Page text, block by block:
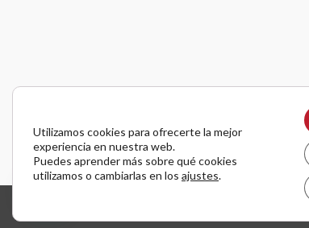
Utilizamos cookies para ofrecerte la mejor
experiencia en nuestra web.
Puedes aprender más sobre qué cookies
utilizamos o cambiarlas en los ajustes.